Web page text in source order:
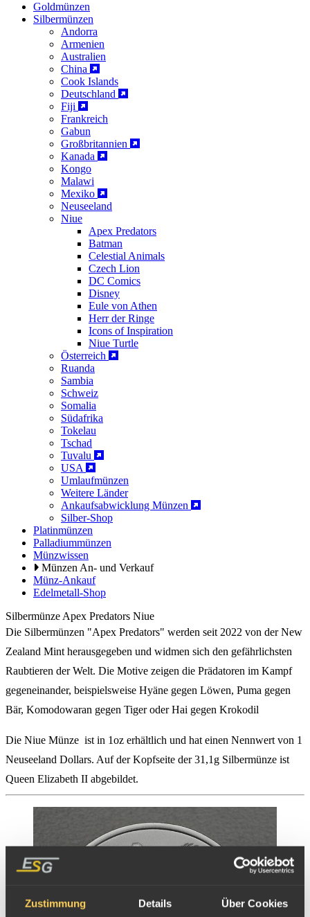
Zustimmung Details Über Cookies
Goldmünzen
Silbermünzen
Andorra
Armenien
Australien
China
Cook Islands
Deutschland
Fiji
Frankreich
Gabun
Großbritannien
Kanada
Kongo
Malawi
Mexiko
Neuseeland
Niue
Apex Predators
Batman
Celestial Animals
Czech Lion
DC Comics
Disney
Eule von Athen
Herr der Ringe
Icons of Inspiration
Niue Turtle
Österreich
Ruanda
Sambia
Schweiz
Somalia
Südafrika
Tokelau
Tschad
Tuvalu
USA
Umlaufmünzen
Weitere Länder
Ankaufsabwicklung Münzen
Silber-Shop
Platinmünzen
Palladiummünzen
Münzwissen
Münzen An- und Verkauf
Münz-Ankauf
Edelmetall-Shop
Silbermünze Apex Predators Niue
Die Silbermünzen "Apex Predators" werden seit 2022 von der New
Zealand Mint herausgegeben und widmen sich den gefährlichsten
Raubtieren der Welt. Die Motive zeigen die Prädatoren im Kampf
gegeneinander, beispielsweise Hyäne gegen Löwen, Puma gegen
Bär, Komodowaran gegen Tiger oder Hai gegen Krokodil
Die Niue Münze ist in 1oz erhältlich und hat einen Nennwert von 1
Neuseeland Dollars. Auf der Kopfseite der 31,1g Silbermünze ist
Queen Elizabeth II abgebildet.